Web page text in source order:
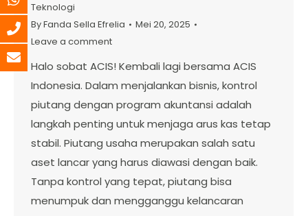
Teknologi
ByFanda Sella Efrelia
Mei 20, 2025
Leave a comment
Halo sobat ACIS! Kembali lagi bersama ACIS
Indonesia. Dalam menjalankan bisnis, kontrol
piutang dengan program akuntansi adalah
langkah penting untuk menjaga arus kas tetap
stabil. Piutang usaha merupakan salah satu
aset lancar yang harus diawasi dengan baik.
Tanpa kontrol yang tepat, piutang bisa
menumpuk dan mengganggu kelancaran